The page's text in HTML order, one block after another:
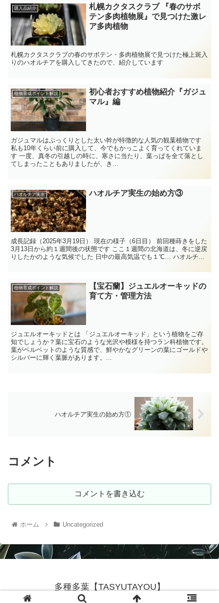
購入品紹介
札幌カクタスクラブ 『春のサボ
テン多肉植物展』で見つけた激レ
ア多肉植物
札幌カクタスクラブの春のサボテン・多肉植物展で見つけた極上斑入
りのハオルチアを購入してきたので、紹介しています
植物育成ポイント解説
初心者おすすめ植物紹介『ガジュ
マル』編
ガジュマルはぷっくりとした太い幹が特徴的な人気の観葉植物です
私も10年くらい前に購入して、今でもかっこよく育ってくれていま
す 一度、真冬の引越しの時に、寒さに当たり、葉っぱを全て落とし
てしまったこともありましたが、き...
ハオルチア実生 ハオルチア実生の始め方③
成長記録（2025年3月19日） 現在の様子（6日目） 前回種蒔きをした
3月13日から約１週間後の状態です ここ１週間の北海道は、冬に逆戻
りしたかのような気候でした 日中の最高気温でも１℃… ハオルチ...
植物育成ポイント解説
【宝石蘭】ジュエルオーキッドの
育て方・管理方法
ジュエルオーキッドとは 「ジュエルオーキッド」という植物をご存
知でしょうか？葉に宝石のような光沢や模様を持つラン科植物です。
葉がベルベットのような質感で、鮮やかなグリーンの葉にゴールドや
シルバーに輝く葉脈があります。...
ハオルチア実生の始め方①
コメント
コメントを書き込む
ホーム Uncategorized
多種多葉【TASYUTAYOU】
© 2025 多種多葉【TASYUTAYOU】.